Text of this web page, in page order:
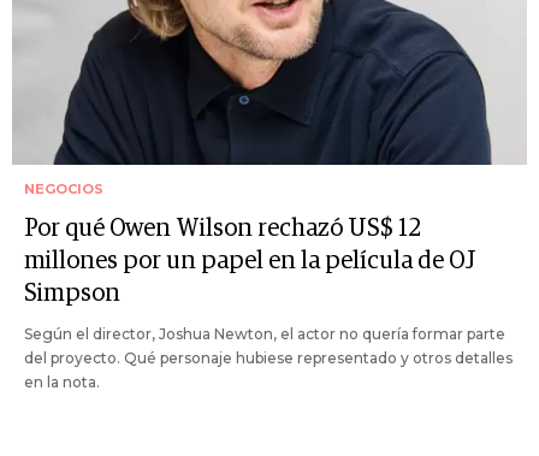
NEGOCIOS
Por qué Owen Wilson rechazó US$ 12
millones por un papel en la película de OJ
Simpson
Según el director, Joshua Newton, el actor no quería formar parte
del proyecto. Qué personaje hubiese representado y otros detalles
en la nota.